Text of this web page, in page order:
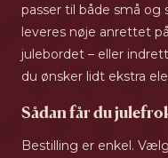
passer til både små og
leveres nøje anrettet
julebordet – eller
du ønsker lidt ekstra
Sådan får du
Bestilling er enkel.